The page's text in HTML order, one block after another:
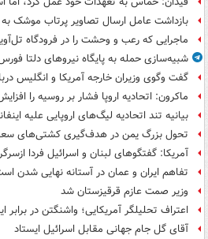
بازداشت عامل ارسال تصاویر پرتاب موشک
ماجرایی که رعب و وحشت را در فرودگاه
شبیه‌سازی حمله به پایگاه نیروهای دلتا
گفت وگوی وزیران خارجه آمریکا و انگلیس
ماکرون: اتحادیه اروپا فشار بر روسیه را
بیانیه تند اتحادیه لیگ‌های اروپایی علیه
تحول بزرگ یمن در هدف‌گیری کشتی‌های
آمریکا: گفتگوهای لبنان و اسرائیل فردا
تفاهم ایران و عمان در آستانه نهایی شدن
وزیر صمت عازم قرقیزستان شد
اعتراف تحلیلگر آمریکایی؛ واشنگتن در برابر
آقای گل جام جهانی مقابل اسرائیل ایستاد